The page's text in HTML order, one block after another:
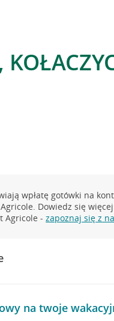
wpłatę gotówki na
Dowiedz się
Agricole -zapoznaj się z
na twoje